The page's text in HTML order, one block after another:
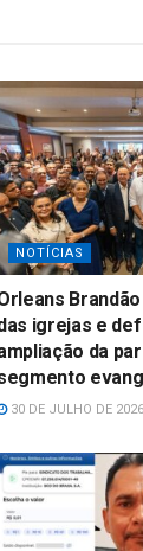
NOTÍCIAS
igrejas e
da
30 DE JULHO DE 2026